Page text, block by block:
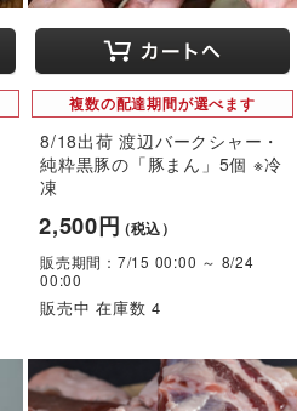
複数の配達期間が選べます
8/18出荷 渡辺バークシャー・
純粋黒豚の「豚まん」5個 ※冷
凍
2,500円（税込）
販売期間：7/15 00:00 ～ 8/24
00:00
販売中 在庫数 4